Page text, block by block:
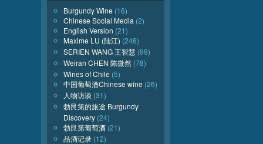
Burgundy Wine (16)
Chinese Social Media (2)
English Version (21)
Maxime LU (陆江) (246)
SERIEN WANG 王智慧 (99)
Weiran CHEN 陈微然 (78)
Wines of Chile (5)
中国葡萄酒Chinese wine (26)
人物访谈 (31)
勃艮第的旅途 Burgundy
Discovery (24)
勃艮第葡萄酒 (21)
品酒记录 (12)